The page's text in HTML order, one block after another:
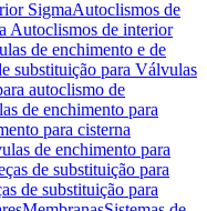
SigmaAutoclismos de
Autoclismos de interior
de enchimento e de
substituição para Válvulas
autoclismo de
de enchimento para
para cisterna
de enchimento para
de substituição para
de substituição para